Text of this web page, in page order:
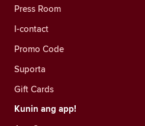
Press Room
I-contact
Promo Code
Suporta
Gift Cards
Kunin ang app!